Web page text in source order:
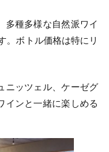
多種多様な自然派ワイ
。ボトル価格は特にリ
ニッツェル、ケーゼグ
インと一緒に楽しめる